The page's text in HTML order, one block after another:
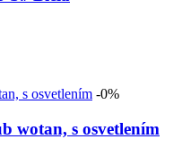
-0%
wotan, s osvetlením